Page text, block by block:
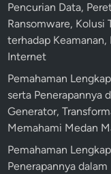
Pencurian Data,
Ransomware, Kolusi
terhadap Keamanan,
Internet
Pemahaman
serta Penerapannya
Generator,
Memahami Medan
Pemahaman
Penerapannya